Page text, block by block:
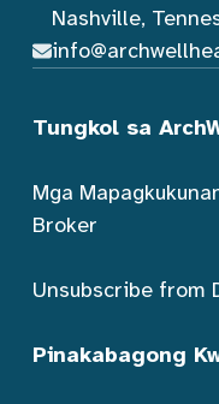
Nashville,
Tungkol sa
Mga
Broker
Unsubscribe from
Pinakabagong